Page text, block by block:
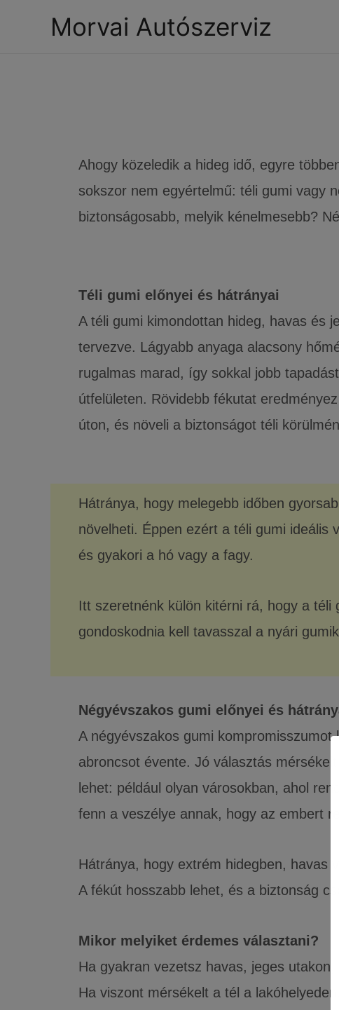
Morvai Autószerviz
Ahogy közeledik a hideg idő, egyre
sokszor nem egyértelmű: téli gumi vagy
biztonságosabb, melyik kénelmesebb?
Téli gumi előnyei és hátrányai
A téli gumi kimondottan hideg, havas és
tervezve. Lágyabb anyaga alacsony
rugalmas marad, így sokkal jobb
útfelületen. Rövidebb fékutat
úton, és növeli a biztonságot téli
Hátránya, hogy melegebb időben
növelheti. Éppen ezért a téli gumi ideális
és gyakori a hó vagy a fagy.
Itt szeretnénk külön kitérni rá, hogy a
gondoskodnia kell tavasszal a nyári
Négyévszakos gumi előnyei és
A négyévszakos gumi
abroncsot évente. Jó választás
lehet: például olyan városokban, ahol
fenn a veszélye annak, hogy az embert
Hátránya, hogy extrém hidegben, havas
A fékút hosszabb lehet, és a biztonság
Mikor melyiket érdemes választani?
Ha gyakran vezetsz havas, jeges
Ha viszont mérsékelt a tél a